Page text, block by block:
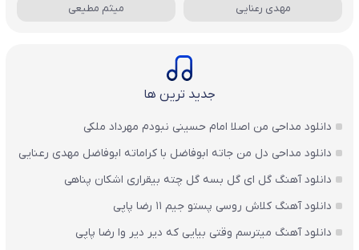
مهدی رعنایی میثم مطیعی
جدید ترین ها
دانلود مداحی من اصلا امام حسینی نبودم مهرداد ملکی
دانلود مداحی دل من جاته ابوفاضل با کراماته ابوفاضل مهدی رعنایی
دانلود آهنگ گل ای گل بسه گل چته بیقراری اشکان پناهی
دانلود آهنگ کلاش روسی پستو جیم ۱۱ رضا پاپی
دانلود آهنگ میترسم وقتی بیایی که دیر دیر وا رضا پاپی